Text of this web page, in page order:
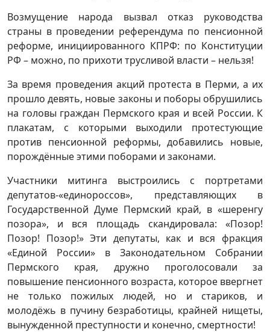
Возмущение народа вызвал отказ руководства
страны в проведении референдума по пенсионной
реформе, инициированного КПРФ: по Конституции
РФ – можно, по прихоти трусливой власти – нельзя!
За время проведения акций протеста в Перми, а их
прошло девять, новые законы и поборы обрушились
на головы граждан Пермского края и всей России. К
плакатам, с которыми выходили протестующие
против пенсионной реформы, добавились новые,
порождённые этими поборами и законами.
Участники митинга выстроились с портретами
депутатов-«единороссов», представляющих в
Государственной Думе Пермский край, в «шеренгу
позора», и вся площадь скандировала: «Позор!
Позор! Позор!» Эти депутаты, как и вся фракция
«Единой России» в Законодательном Собрании
Пермского края, дружно проголосовали за
повышение пенсионного возраста, которое ввергнет
не только пожилых людей, но и стариков, и
молодёжь в пучину безработицы, крайней нищеты,
вынужденной преступности и конечно, смертности!